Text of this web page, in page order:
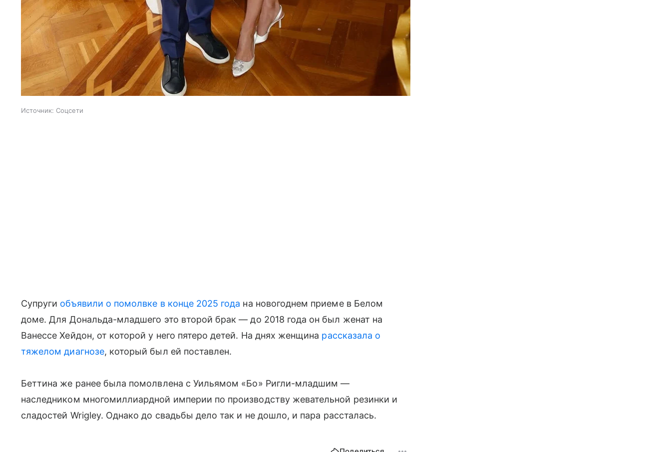
Источник: Соцсети
Супруги объявили о помолвке в конце 2025 года на новогоднем приеме в Белом
доме. Для Дональда-младшего это второй брак — до 2018 года он был женат на
Ванессе Хейдон, от которой у него пятеро детей. На днях женщина рассказала о
тяжелом диагнозе, который был ей поставлен.
Беттина же ранее была помолвлена с Уильямом «Бо» Ригли-младшим —
наследником многомиллиардной империи по производству жевательной резинки и
сладостей Wrigley. Однако до свадьбы дело так и не дошло, и пара рассталась.